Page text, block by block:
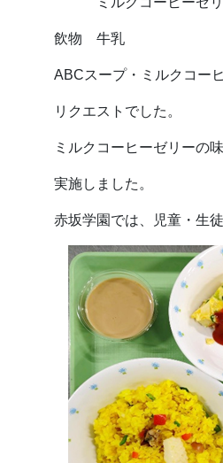
飲物 牛乳
ABCスープ・ミルクコー
リクエストでした。
ミルクコーヒーゼリーの
実施しました。
赤坂学園では、児童・生